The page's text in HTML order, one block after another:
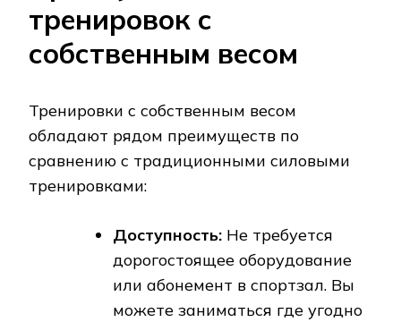
тренировок с
собственным весом
Тренировки с собственным весом
обладают рядом преимуществ по
сравнению с традиционными силовыми
тренировками:
Доступность: Не требуется
дорогостоящее оборудование
или абонемент в спортзал. Вы
можете заниматься где угодно